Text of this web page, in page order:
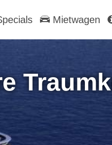
Mietwagen